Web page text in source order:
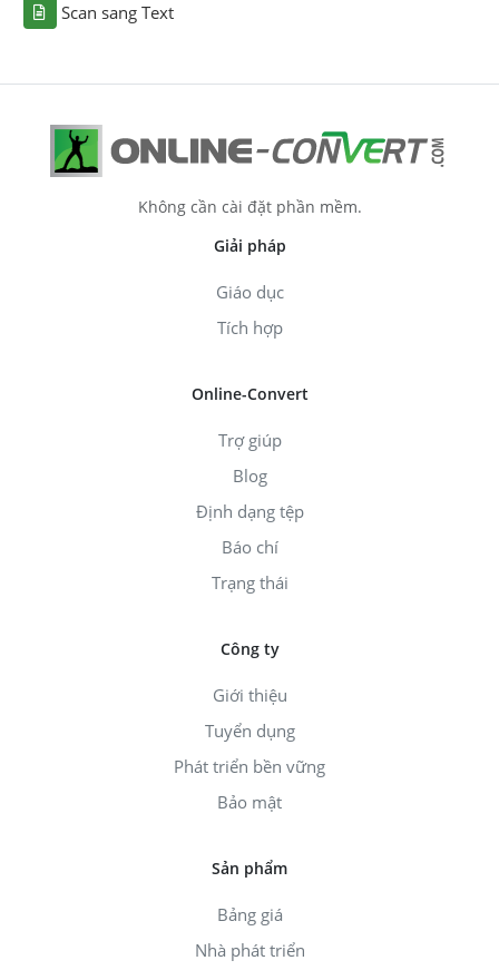
Scan sang Text
Không cần cài đặt phần mềm.
Giải pháp
Giáo dục
Tích hợp
Online-Convert
Trợ giúp
Blog
Định dạng tệp
Báo chí
Trạng thái
Công ty
Giới thiệu
Tuyển dụng
Phát triển bền vững
Bảo mật
Sản phẩm
Bảng giá
Nhà phát triển